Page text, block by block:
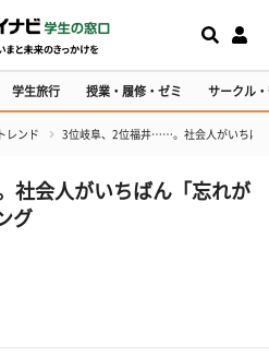
学生旅行 授業・履修・ゼミ サークル
レンド 3位岐阜、2位福井……。社会人がいちば
会人がいちばん「忘れが
グ